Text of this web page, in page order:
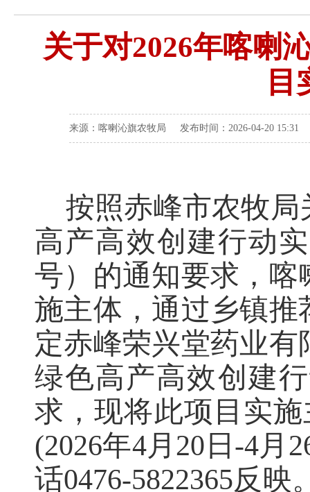
关于对2026年喀喇
目
来源：喀喇沁旗农牧局 发布时间：2026-04-20 15:31
按照赤峰市农牧局
高产高效创建行动
号）的通知要求，
施主体，通过乡镇
定赤峰荣兴堂药业有
绿色高产高效创建
求，现将此项目实
(2026年4月20日-4月
话0476-5822365反